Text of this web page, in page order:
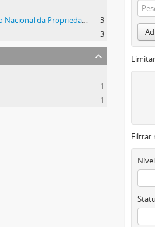
INPI - Instituto Nacional da Propriedade Industrial
3
3
1
1
Filtrar